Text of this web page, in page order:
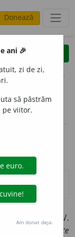
Donează
clear
opțiuni
V.
nasu e o parte
ani 🎉
zi de zi,
să păstrăm
pe viitor.
Am donat deja.